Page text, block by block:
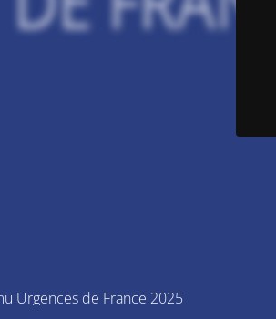
Urgences de France 2025